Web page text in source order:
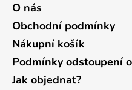
O nás
Obchodní podmínky
Nákupní košík
Podmínky odstoupení
Jak objednat?